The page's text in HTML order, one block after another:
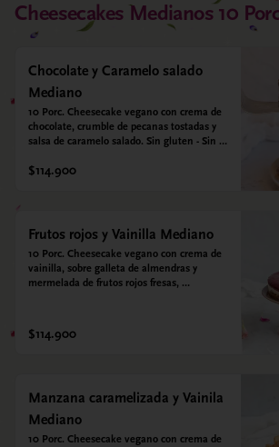
Cheesecakes Medianos 10
Chocolate y Caramelo salado
Mediano
10 Porc. Cheesecake vegano con crema de
chocolate, crumble de pecanas tostadas y
salsa de caramelo salado. Sin gluten - Sin
$114.900
Frutos rojos y Vainilla Mediano
10 Porc. Cheesecake vegano con crema de
vainilla, sobre galleta de almendras y
mermelada de frutos rojos fresas,
$114.900
Manzana caramelizada y Vainila
Mediano
10 Porc. Cheesecake vegano con crema de